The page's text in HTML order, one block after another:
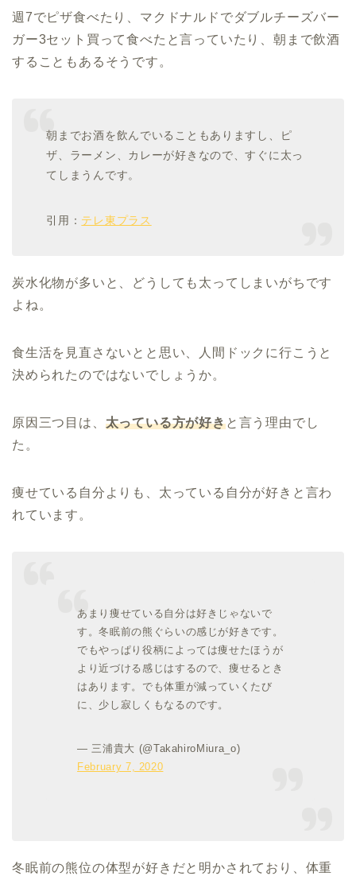
週7でピザ食べたり、マクドナルドでダブルチーズバー
ガー3セット買って食べたと言っていたり、朝まで飲酒
することもあるそうです。
朝までお酒を飲んでいることもありますし、ピ
ザ、ラーメン、カレーが好きなので、すぐに太っ
てしまうんです。
引用： テレ東プラス
炭水化物が多いと、どうしても太ってしまいがちです
よね。
食生活を見直さないとと思い、人間ドックに行こうと
決められたのではないでしょうか。
原因三つ目は、 太っている方が好きと言う理由でし
た。
痩せている自分よりも、太っている自分が好きと言わ
れています。
あまり痩せている自分は好きじゃないで
す。冬眠前の熊ぐらいの感じが好きです。
でもやっぱり役柄によっては痩せたほうが
より近づける感じはするので、痩せるとき
はあります。でも体重が減っていくたび
に、少し寂しくもなるのです。
— 三浦貴大 (@TakahiroMiura_o)
February 7, 2020
冬眠前の熊位の体型が好きだと明かされており、体重